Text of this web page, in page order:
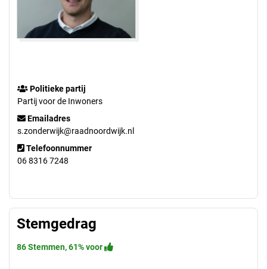
Politieke partij
Partij voor de Inwoners
Emailadres
s.zonderwijk@raadnoordwijk.nl
Telefoonnummer
06 8316 7248
Stemgedrag
86 Stemmen, 61% voor